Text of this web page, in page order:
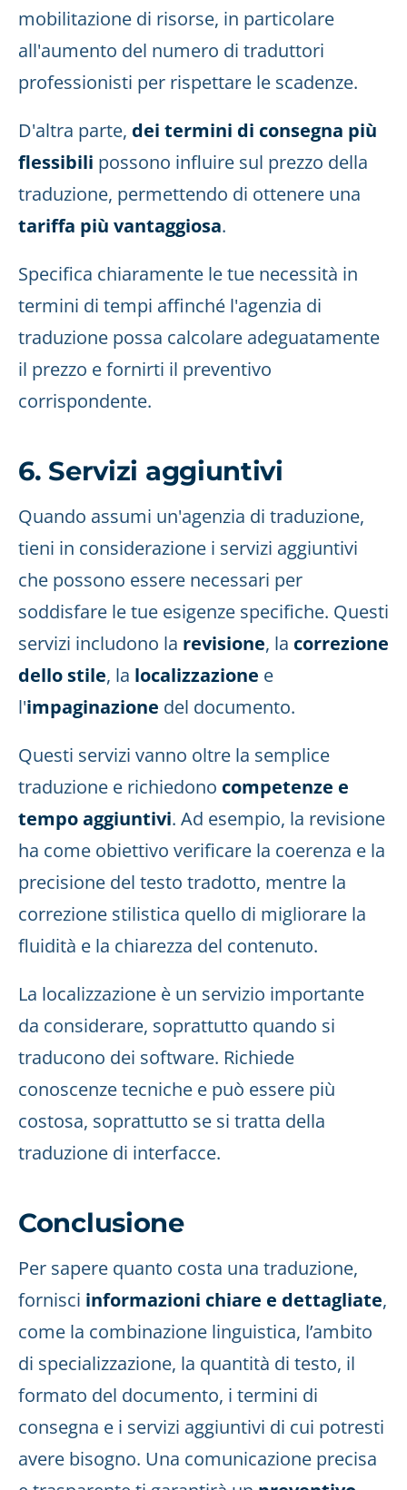
mobilitazione di risorse, in particolare
all'aumento del numero di traduttori
professionisti per rispettare le scadenze.
D'altra parte, dei termini di consegna più
flessibili possono influire sul prezzo della
traduzione, permettendo di ottenere una
tariffa più vantaggiosa.
Specifica chiaramente le tue necessità in
termini di tempi affinché l'agenzia di
traduzione possa calcolare adeguatamente
il prezzo e fornirti il preventivo
corrispondente.
6. Servizi aggiuntivi
Quando assumi un'agenzia di traduzione,
tieni in considerazione i servizi aggiuntivi
che possono essere necessari per
soddisfare le tue esigenze specifiche. Questi
servizi includono la revisione, la correzione
dello stile, la localizzazione e
l'impaginazione del documento.
Questi servizi vanno oltre la semplice
traduzione e richiedono competenze e
tempo aggiuntivi. Ad esempio, la revisione
ha come obiettivo verificare la coerenza e la
precisione del testo tradotto, mentre la
correzione stilistica quello di migliorare la
fluidità e la chiarezza del contenuto.
La localizzazione è un servizio importante
da considerare, soprattutto quando si
traducono dei software. Richiede
conoscenze tecniche e può essere più
costosa, soprattutto se si tratta della
traduzione di interfacce.
Conclusione
Per sapere quanto costa una traduzione,
fornisci informazioni chiare e dettagliate,
come la combinazione linguistica, l’ambito
di specializzazione, la quantità di testo, il
formato del documento, i termini di
consegna e i servizi aggiuntivi di cui potresti
avere bisogno. Una comunicazione precisa